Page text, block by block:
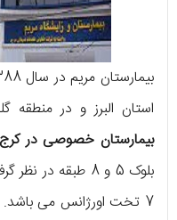
استان البرز و در
بیمارستان خصوصی در کرج
7 تخت اورژانس می باشد.